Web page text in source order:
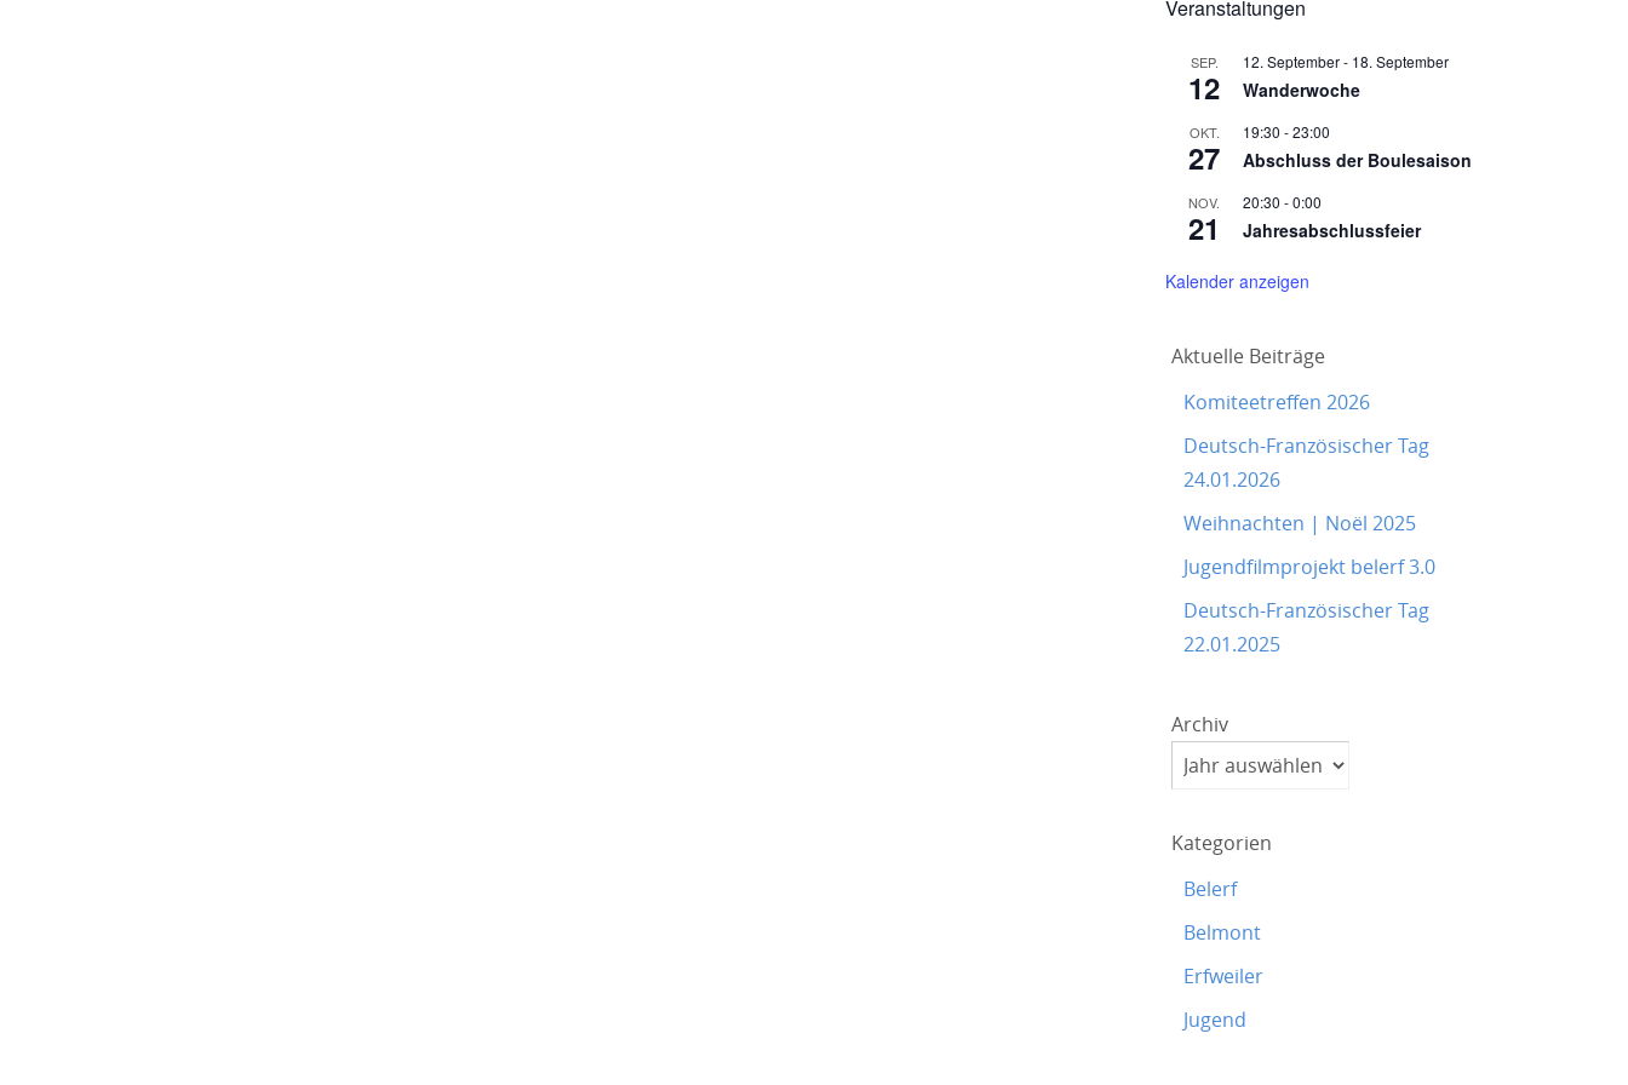
Veranstaltungen
SEP.
12
12. September- 18. September
Wanderwoche
OKT.
27
19:30 -23:00
Abschluss der Boulesaison
NOV.
21
20:30 -0:00
Jahresabschlussfeier
Kalender anzeigen
Aktuelle Beiträge
Komiteetreffen 2026
Deutsch-Französischer Tag
24.01.2026
Weihnachten | Noël 2025
Jugendfilmprojekt belerf 3.0
Deutsch-Französischer Tag
22.01.2025
Archiv
Kategorien
Belerf
Belmont
Erfweiler
Jugend